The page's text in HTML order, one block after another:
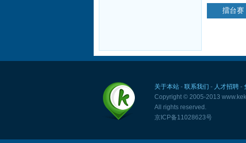
擂台赛
关于本站- 联系我们 - 人才招聘-
Copyright © 2005-2013
All rights reserved.
京ICP备11028623号